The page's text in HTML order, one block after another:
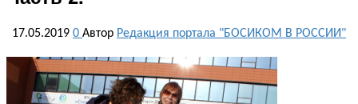
17.05.2019 0 Автор Редакция портала "БОСИКОМ В РОССИИ"